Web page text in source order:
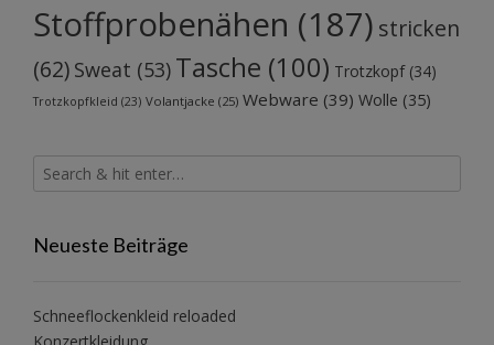
Stoffprobenähen (187) stricken
(62) Sweat (53) Tasche (100) Trotzkopf(34)
Trotzkopfkleid (23) Volantjacke (25) Webware (39) Wolle (35)
Neueste Beiträge
Schneeflockenkleid reloaded